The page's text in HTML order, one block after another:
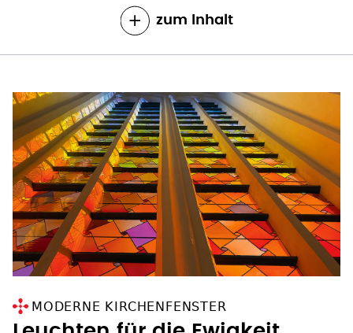
zum Inhalt
MODERNE KIRCHENFENSTER